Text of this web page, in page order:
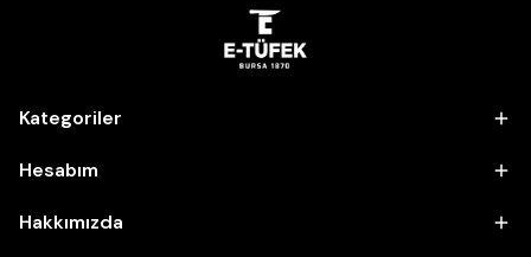
Kategoriler
Hesabım
Hakkımızda